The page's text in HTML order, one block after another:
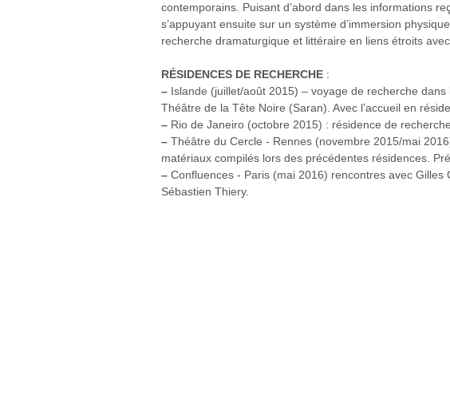
contemporains. Puisant d’abord dans les informations
s’appuyant ensuite sur un système d’immersion
recherche dramaturgique et littéraire en liens étroits
RÉSIDENCES DE RECHERCHE :
– Islande (juillet/août 2015) – voyage de recherche
Théâtre de la Tête Noire (Saran). Avec l’accueil en
– Rio de Janeiro (octobre 2015) : résidence de
– Théâtre du Cercle - Rennes (novembre 2015/mai
matériaux compilés lors des précédentes résidences.
– Confluences - Paris (mai 2016) rencontres avec Gilles
Sébastien Thiery.